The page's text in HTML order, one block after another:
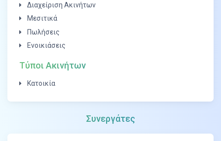
Διαχείριση Ακινήτων
Μεσιτικά
Πωλήσεις
Ενοικιάσεις
Τύποι Ακινήτων
Κατοικία
Συνεργάτες